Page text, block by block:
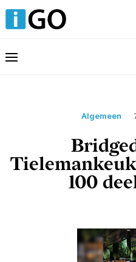
Algemeen
100